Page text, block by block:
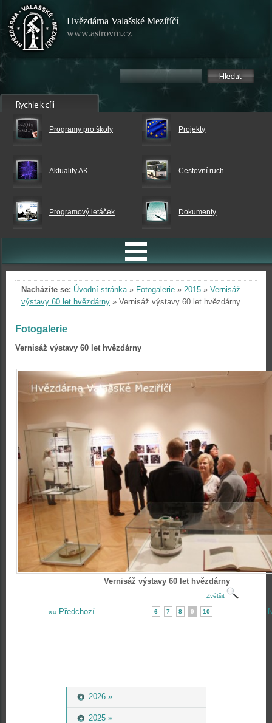
Hvězdárna Valašské Meziříčí
www.astrovm.cz
Programy pro školy Projekty
Aktuality AK Cestovní ruch
Programový letáček Dokumenty
2026 »
2025 »
Nacházíte se: Úvodní stránka» Fotogalerie » 2015 » Vernisáž
výstavy 60 let hvězdárny » Vernisáž výstavy 60 let hvězdárny
Fotogalerie
Vernisáž výstavy 60 let hvězdárny
Vernisáž výstavy 60 let hvězdárny
Zvětšit
«« Předchozí 6 7 8 9 10